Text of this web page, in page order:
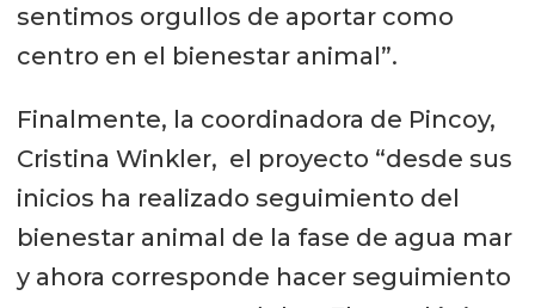
sentimos orgullos de aportar como
centro en el bienestar animal”.
Finalmente, la coordinadora de Pincoy,
Cristina Winkler, el proyecto “desde sus
inicios ha realizado seguimiento del
bienestar animal de la fase de agua mar
y ahora corresponde hacer seguimiento